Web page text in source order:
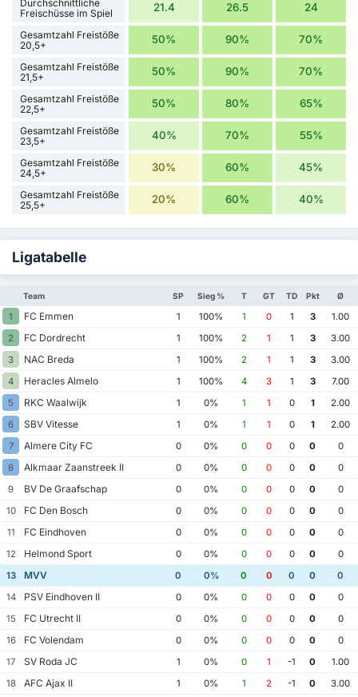
Durchschnittliche
Freischüsse im Spiel
21.4 26.5 24
Gesamtzahl Freistöße
20,5+
50% 90% 70%
Gesamtzahl Freistöße
21,5+
50% 90% 70%
Gesamtzahl Freistöße
22,5+
50% 80% 65%
Gesamtzahl Freistöße
23,5+
40% 70% 55%
Gesamtzahl Freistöße
24,5+
30% 60% 45%
Gesamtzahl Freistöße
25,5+
20% 60% 40%
Ligatabelle
Team SP Sieg % T GT TD Pkt Ø
1 FC Emmen 1 100% 1 0 1 3
1.00
2
FC Dordrecht 1 100% 2 1 1 3
3.00
3
NAC Breda 1 100% 2 1 1 3
3.00
4
Heracles Almelo 1 100% 4 3 1 3
7.00
5
RKC Waalwijk 1 0% 1 1 0 1
2.00
6
SBV Vitesse 1 0% 1 1 0 1
2.00
7
Almere City FC 0 0% 0 0 0 0
0
8
Alkmaar Zaanstreek II 0 0% 0 0 0 0
0
9
BV De Graafschap 0 0% 0 0 0 0
0
10
FC Den Bosch 0 0% 0 0 0 0
0
11
FC Eindhoven 0 0% 0 0 0 0
0
12
Helmond Sport 0 0% 0 0 0 0
0
13
MVV 0 0% 0 0 0 0
0
14
PSV Eindhoven II 0 0% 0 0 0 0
0
15
FC Utrecht II 0 0% 0 0 0 0
0
16
FC Volendam 0 0% 0 0 0 0
0
17
SV Roda JC 1 0% 0 1 -1 0
1.00
18
AFC Ajax II 1 0% 1 2 -1 0
3.00